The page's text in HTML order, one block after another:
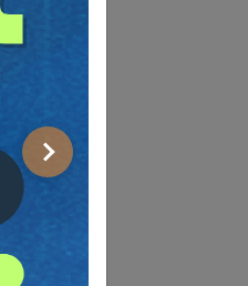
Sonraki